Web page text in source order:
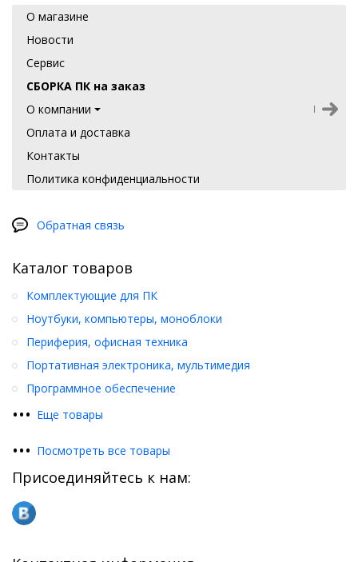
О магазине
Новости
Сервис
СБОРКА ПК на заказ
О компании
Оплата и доставка
Контакты
Политика конфиденциальности
Обратная связь
Каталог товаров
••• Еще товары
Комплектующие для ПК
Ноутбуки, компьютеры, моноблоки
Периферия, офисная техника
Портативная электроника, мультимедия
Программное обеспечение
••• Посмотреть все товары
Присоединяйтесь к нам: